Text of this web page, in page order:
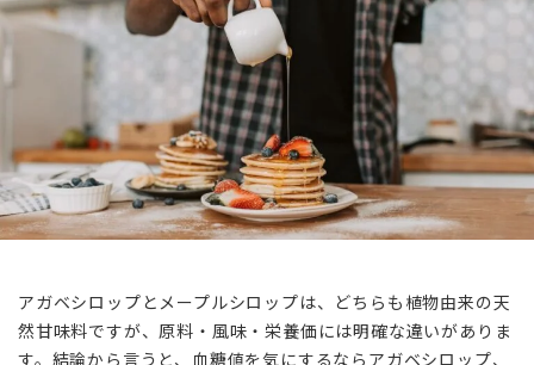
アガベシロップとメープルシロップは、どちらも植物由来の天
然甘味料ですが、原料・風味・栄養価には明確な違いがありま
す。結論から言うと、血糖値を気にするならアガベシロップ、